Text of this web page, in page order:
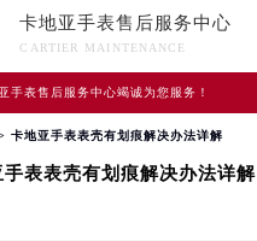
卡地亚手表售后服务中心
CARTIER MAINTENANCE
手表售后服务中心竭诚为您服务！
卡地亚手表表壳有划痕解决办法详解
手表表壳有划痕解决办法详解